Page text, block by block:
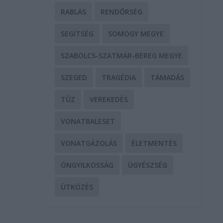
RABLÁS RENDŐRSÉG
SEGÍTSÉG SOMOGY MEGYE
SZABOLCS-SZATMÁR-BEREG MEGYE
SZEGED TRAGÉDIA TÁMADÁS
TŰZ VEREKEDÉS
VONATBALESET
VONATGÁZOLÁS ÉLETMENTÉS
ÖNGYILKOSSÁG ÜGYÉSZSÉG
ÜTKÖZÉS